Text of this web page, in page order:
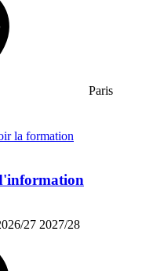
Paris
la formation
27 2027/28